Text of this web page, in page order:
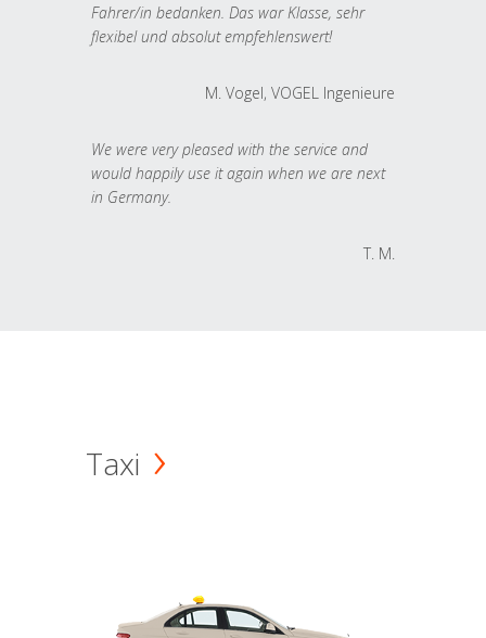
Fahrer/in bedanken. Das war Klasse, sehr
flexibel und absolut empfehlenswert!
M. Vogel, VOGEL Ingenieure
We were very pleased with the service and
would happily use it again when we are next
in Germany.
T. M.
Taxi